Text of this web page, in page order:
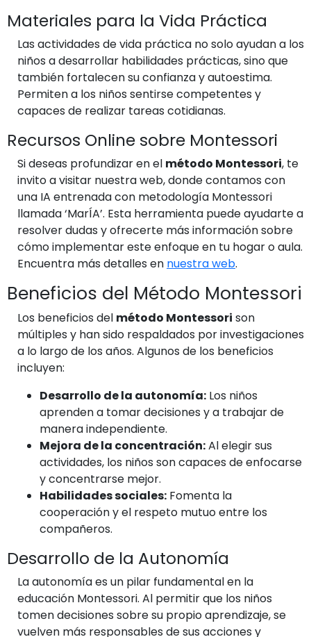
Materiales para la Vida Práctica
Las actividades de vida práctica no solo ayudan a los
niños a desarrollar habilidades prácticas, sino que
también fortalecen su confianza y autoestima.
Permiten a los niños sentirse competentes y
capaces de realizar tareas cotidianas.
Recursos Online sobre Montessori
Si deseas profundizar en el método Montessori, te
invito a visitar nuestra web, donde contamos con
una IA entrenada con metodología Montessori
llamada ‘MarÍA’. Esta herramienta puede ayudarte a
resolver dudas y ofrecerte más información sobre
cómo implementar este enfoque en tu hogar o aula.
Encuentra más detalles en nuestra web.
Beneficios del Método Montessori
Los beneficios del método Montessori son
múltiples y han sido respaldados por investigaciones
a lo largo de los años. Algunos de los beneficios
incluyen:
Desarrollo de la autonomía: Los niños
aprenden a tomar decisiones y a trabajar de
manera independiente.
Mejora de la concentración:Al elegir sus
actividades, los niños son capaces de enfocarse
y concentrarse mejor.
Habilidades sociales: Fomenta la
cooperación y el respeto mutuo entre los
compañeros.
Desarrollo de la Autonomía
La autonomía es un pilar fundamental en la
educación Montessori. Al permitir que los niños
tomen decisiones sobre su propio aprendizaje, se
vuelven más responsables de sus acciones y